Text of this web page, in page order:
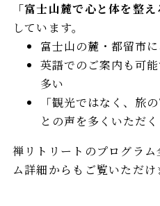
「富士山麓で心と体を整え
しています。
富士山の麓・都留市
英語でのご案内も可
多い
「観光ではなく、旅
との声を多くいただく
禅リトリートのプログラ
ム詳細からもご覧いただけ